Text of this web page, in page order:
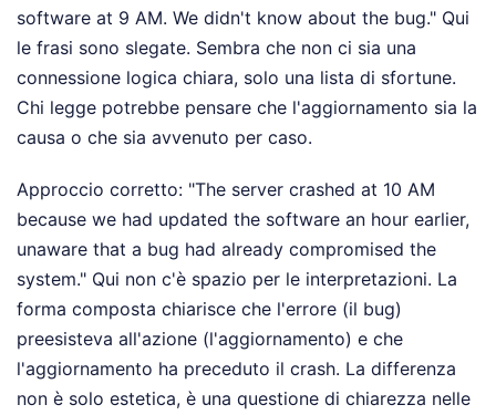
software at 9 AM. We didn't know about the bug." Qui
le frasi sono slegate. Sembra che non ci sia una
connessione logica chiara, solo una lista di sfortune.
Chi legge potrebbe pensare che l'aggiornamento sia la
causa o che sia avvenuto per caso.
Approccio corretto: "The server crashed at 10 AM
because we had updated the software an hour earlier,
unaware that a bug had already compromised the
system." Qui non c'è spazio per le interpretazioni. La
forma composta chiarisce che l'errore (il bug)
preesisteva all'azione (l'aggiornamento) e che
l'aggiornamento ha preceduto il crash. La differenza
non è solo estetica, è una questione di chiarezza nelle